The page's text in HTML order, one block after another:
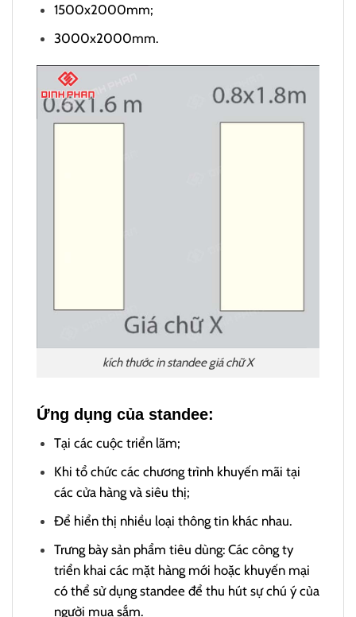
1500x2000mm;
3000x2000mm.
kích thước in standee giá chữ X
Ứng dụng của standee:
Tại các cuộc triển lãm;
Khi tổ chức các chương trình khuyến mãi tại
các cửa hàng và siêu thị;
Để hiển thị nhiều loại thông tin khác nhau.
Trưng bày sản phẩm tiêu dùng: Các công ty
triển khai các mặt hàng mới hoặc khuyến mại
có thể sử dụng standee để thu hút sự chú ý của
người mua sắm.